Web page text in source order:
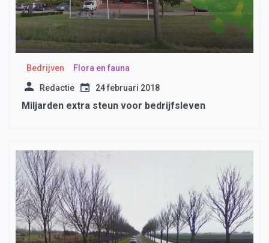
Bedrijven Flora en fauna
Redactie 24 februari 2018
Miljarden extra steun voor bedrijfsleven